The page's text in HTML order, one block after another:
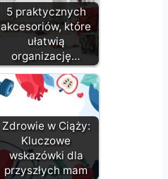
5 praktycznych
akcesoriów, które
ułatwią
organizację…
Zdrowie w Ciąży:
Kluczowe
wskazówki dla
przyszłych mam